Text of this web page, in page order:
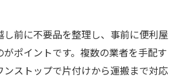
し前に不要品を整理し、事前に便利屋
ポイントです。複数の業者を手配す
ンストップで片付けから運搬まで対応